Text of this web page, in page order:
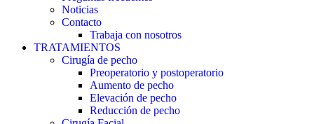
Noticias
Contacto
Trabaja con nosotros
TRATAMIENTOS
Cirugía de pecho
Preoperatorio y postoperatorio
Aumento de pecho
Elevación de pecho
Reducción de pecho